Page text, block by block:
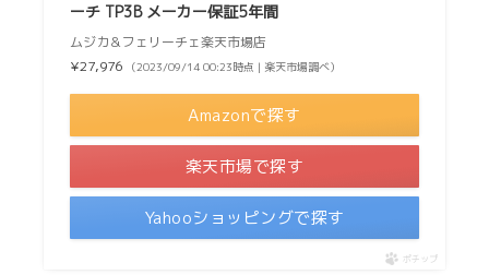
ーチ TP3B メーカー保証5年間
ムジカ＆フェリーチェ楽天市場店
¥27,976
（2023/09/14 00:23時点 | 楽天市場調べ）
Amazonで探す
楽天市場で探す
Yahooショッピングで探す
ポチップ